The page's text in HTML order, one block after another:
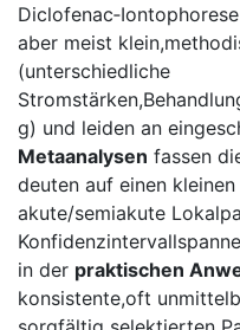
aber meist
(unterschiedliche
g) und leiden ‌an
Metaanalysen fassen
deuten⁣ auf einen
akute/semiakute
in der praktischen
konsistente,oft